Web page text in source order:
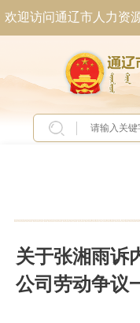
欢迎访问通辽市人力资
关于张湘雨诉
公司劳动争议